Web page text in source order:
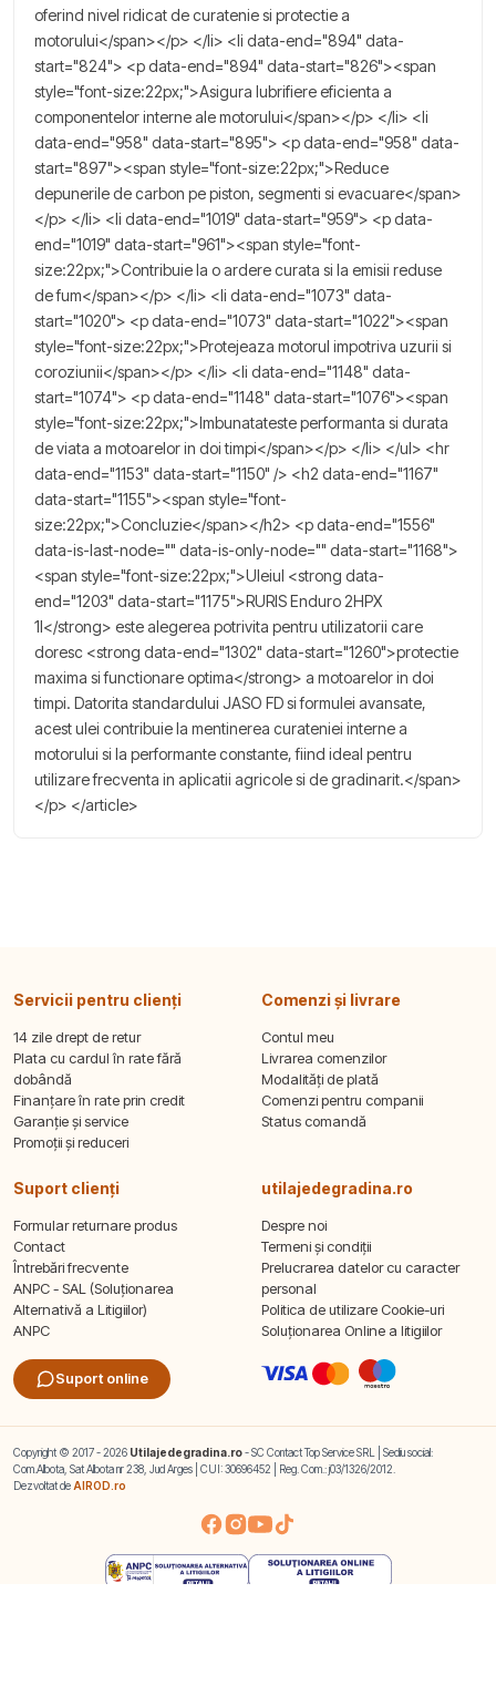
oferind nivel ridicat de curatenie si protectie a
motorului</span></p> </li> <li data-end="894" data-
start="824"> <p data-end="894" data-start="826"><span
style="font-size:22px;">Asigura lubrifiere eficienta a
componentelor interne ale motorului</span></p> </li> <li
data-end="958" data-start="895"> <p data-end="958" data-
start="897"><span style="font-size:22px;">Reduce
depunerile de carbon pe piston, segmenti si evacuare</span>
</p> </li> <li data-end="1019" data-start="959"> <p data-
end="1019" data-start="961"><span style="font-
size:22px;">Contribuie la o ardere curata si la emisii reduse
de fum</span></p> </li> <li data-end="1073" data-
start="1020"> <p data-end="1073" data-start="1022"><span
style="font-size:22px;">Protejeaza motorul impotriva uzurii si
coroziunii</span></p> </li> <li data-end="1148" data-
start="1074"> <p data-end="1148" data-start="1076"><span
style="font-size:22px;">Imbunatateste performanta si durata
de viata a motoarelor in doi timpi</span></p> </li> </ul> <hr
data-end="1153" data-start="1150" /> <h2 data-end="1167"
data-start="1155"><span style="font-
size:22px;">Concluzie</span></h2> <p data-end="1556"
data-is-last-node="" data-is-only-node="" data-start="1168">
<span style="font-size:22px;">Uleiul <strong data-
end="1203" data-start="1175">RURIS Enduro 2HPX
1l</strong> este alegerea potrivita pentru utilizatorii care
doresc <strong data-end="1302" data-start="1260">protectie
maxima si functionare optima</strong> a motoarelor in doi
timpi. Datorita standardului JASO FD si formulei avansate,
acest ulei contribuie la mentinerea curateniei interne a
motorului si la performante constante, fiind ideal pentru
utilizare frecventa in aplicatii agricole si de gradinarit.</span>
</p> </article>
Servicii pentru clienți
14 zile drept de retur
Plata cu cardul în rate fără
dobândă
Finanțare în rate prin credit
Garanție și service
Promoții și reduceri
Comenzi și livrare
Contul meu
Livrarea comenzilor
Modalități de plată
Comenzi pentru companii
Status comandă
Suport clienți
Formular returnare produs
Contact
Întrebări frecvente
ANPC - SAL (Soluționarea
Alternativă a Litigiilor)
ANPC
Suport online
utilajedegradina.ro
Despre noi
Termeni și condiții
Prelucrarea datelor cu caracter
personal
Politica de utilizare Cookie-uri
Soluționarea Online a litigiilor
Copyright © 2017 - 2026 Utilajedegradina.ro- SC Contact Top Service SRL | Sediu social:
Com.Albota, Sat Albota nr 238, Jud Arges | CUI: 30696452 | Reg. Com.: j03/1326/2012.
Dezvoltat de AIROD.ro